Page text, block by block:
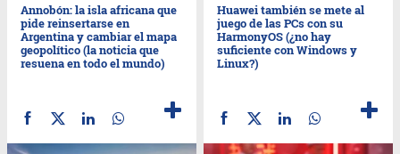
Annobón: la isla africana que
pide reinsertarse en
Argentina y cambiar el mapa
geopolítico (la noticia que
resuena en todo el mundo)
Huawei también se mete al
juego de las PCs con su
HarmonyOS (¿no hay
suficiente con Windows y
Linux?)